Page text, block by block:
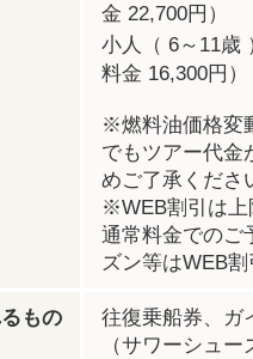
金 22,700円）
小人（ 6～11歳
料金 16,300円）
※燃料油価格変
でもツアー代金
めご了承くださ
※WEB割引は上
通常料金でのご
ズン等はWEB
もの
往復乗船券、ガ
（サワーシュ